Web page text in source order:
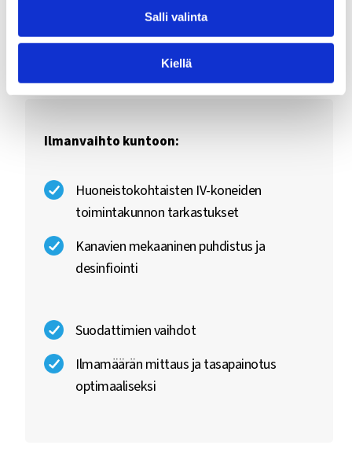
Salli valinta
Kiellä
energiaa ja varmistaa raikkaan sisäilman. Likaantunut
kanavisto on paitsi terveysriski, myös
Ilmanvaihto kuntoon:
Huoneistokohtaisten IV-koneiden
toimintakunnon tarkastukset
Kanavien mekaaninen puhdistus ja
desinfiointi
Suodattimien vaihdot
Ilmamäärän mittaus ja tasapainotus
optimaaliseksi